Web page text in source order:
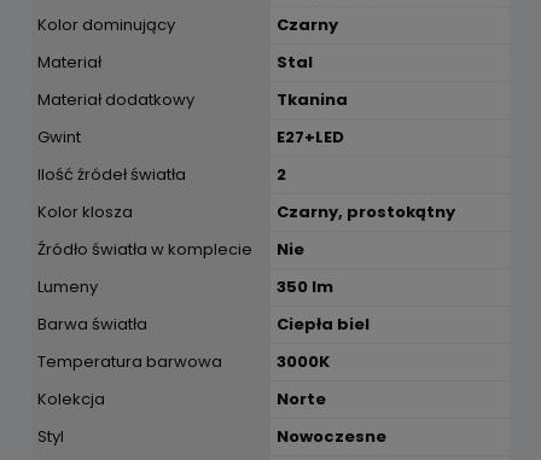
Kolor dominujący
Czarny
Materiał
Stal
Materiał dodatkowy
Tkanina
Gwint
E27+LED
Ilość źródeł światła
2
Kolor klosza
Czarny, prostokątny
Źródło światła w komplecie
Nie
Lumeny
350 lm
Barwa światła
Ciepła biel
Temperatura barwowa
3000K
Kolekcja
Norte
Styl
Nowoczesne